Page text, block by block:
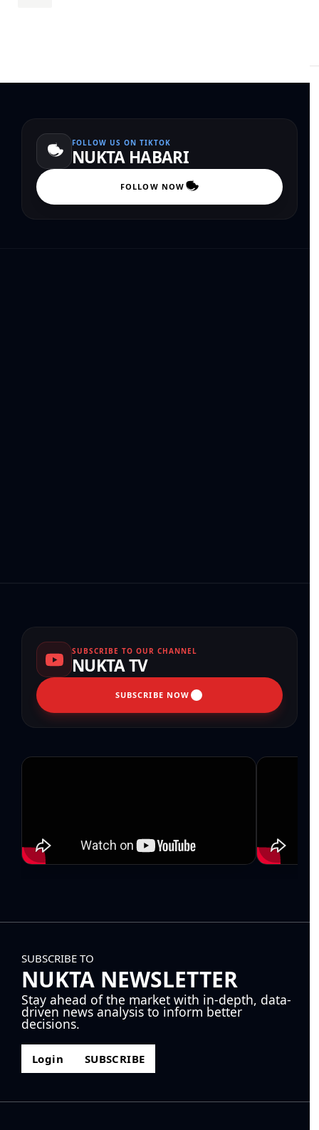
FOLLOW US ON TIKTOK
NUKTA HABARI
FOLLOW NOW
SUBSCRIBE TO OUR CHANNEL
NUKTA TV
SUBSCRIBE NOW
SUBSCRIBE TO
NUKTA NEWSLETTER
Stay ahead of the market with in-depth, data-
driven news analysis to inform better
decisions.
Login SUBSCRIBE